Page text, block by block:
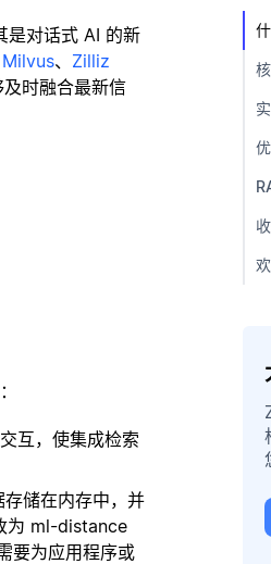
是对话式 AI 的新
Milvus、 Zilliz
时融合最新信
互，使集成检索
储在内存中，并
为 ml-distance
要为应用程序或